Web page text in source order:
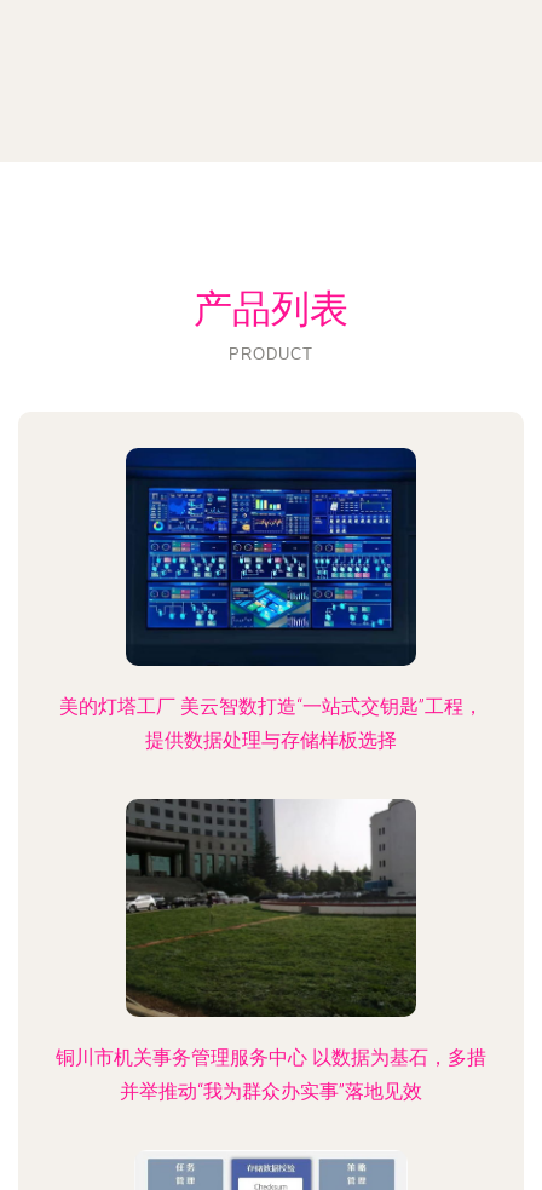
产品列表
PRODUCT
美的灯塔工厂 美云智数打造“一站式交钥匙”工程，
提供数据处理与存储样板选择
铜川市机关事务管理服务中心 以数据为基石，多措
并举推动“我为群众办实事”落地见效